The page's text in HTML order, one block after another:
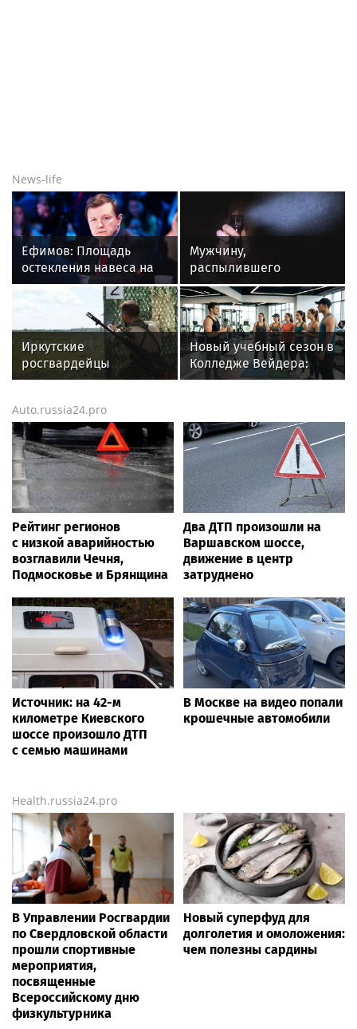
News-life
Ефимов: Площадь
остекления навеса на
Ленинградском
вокзале более 3 тысяч
Мужчину,
распылившего
перцовку в лицо
пассажира московского
метро, осудили
Иркутские
росгвардейцы
завоевали золото на
Сибирского ордена
Жукова округа
Росгвардии по
служебно-боевой
стрельбе
Новый учебный сезон в
Колледже Вейдера:
стартовали очные
специалистов
индустрии здоровья
Auto.russia24.pro
Рейтинг регионов
с низкой аварийностью
возглавили Чечня,
Подмосковье и Брянщина
Два ДТП произошли на
Варшавском шоссе,
движение в центр
затруднено
Источник: на 42-м
километре Киевского
шоссе произошло ДТП
с семью машинами
В Москве на видео попали
крошечные автомобили
Health.russia24.pro
В Управлении Росгвардии
по Свердловской области
прошли спортивные
мероприятия,
посвященные
Всероссийскому дню
физкультурника
Новый суперфуд для
долголетия и омоложения:
чем полезны сардины